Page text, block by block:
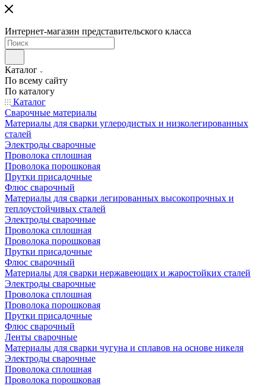
Интернет-магазин представительского класса
Каталог
По всему сайту
По каталогу
Каталог
Сварочные материалы
Материалы для сварки углеродистых и низколегированных
сталей
Электроды сварочные
Проволока сплошная
Проволока порошковая
Прутки присадочные
Флюс сварочный
Материалы для сварки легированных высокопрочных и
теплоустойчивых сталей
Электроды сварочные
Проволока сплошная
Проволока порошковая
Прутки присадочные
Флюс сварочный
Материалы для сварки нержавеющих и жаростойких сталей
Электроды сварочные
Проволока сплошная
Проволока порошковая
Прутки присадочные
Флюс сварочный
Ленты сварочные
Материалы для сварки чугуна и сплавов на основе никеля
Электроды сварочные
Проволока сплошная
Проволока порошковая